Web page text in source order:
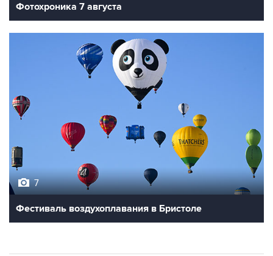
Фотохроника 7 августа
7
Фестиваль воздухоплавания в Бристоле